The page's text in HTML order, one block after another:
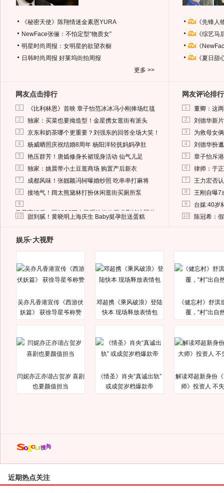
《秘密天使》陈翔情迷金素恩YURA
NewFace张俪：不怕定型“物质女”
明星时尚周报：女明星的欲望衣橱
日韩时尚周报 好莱坞街拍周报
更多 >>
《先锋
《综艺
《
《夏日
网友点击排行
1 《比利林恩》首映 章子怡范冰冰冯小刚捧场红毯
2 独家：买菜也要拗造型！金星携女逛街有派头
3 京东和奶茶哪个更重要？刘强东的回答全场大笑！
4 杨威晒照庆祝结婚8周年 杨阳洋轻抚妈妈孕肚
5 艳压群芳！唐嫣修身长裙现身活动 仙气儿足
6 独家：姚晨带小土豆逛商场 购置产后新衣
7 成都风味！张靓颖冯轲曝婚纱照 吃串串打麻将
8 接地气！阔太熊黛林打扮休闲逛街买厕所泵
9
马蓉离婚后，砸1000万人民币给媒体要求删掉这照片
10 甜到腻！黄晓明上海庆生 Baby挺孕肚送蛋糕
网友评论排行
1 董卿：这
2 刘德华新
3 为救母女
4 刘德华扮
5 章子怡斥
6 律师：于
7 王力宏否
8 王刚自曝7
9 台媒:40岁
10 陈冠希：
娱乐·大视野
吴亦凡香港宣传《西游伏
妖篇》 获徐导星爷称赞
邓超携《乘风破浪》登陆
快本 现场释放表情包
《健忘村》舒淇
覆，“村”出自
闫妮亦正亦谐占贺岁 喜剧
也要颜值担当
《情圣》肖央“真诚出轨”
或成贺岁档爆款帝
解读邓超新身份
师》投资人 不
近期热点关注